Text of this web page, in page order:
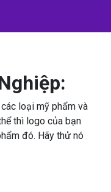
loại mỹ phẩm và
thì logo của bạn
đó. Hãy thử nó